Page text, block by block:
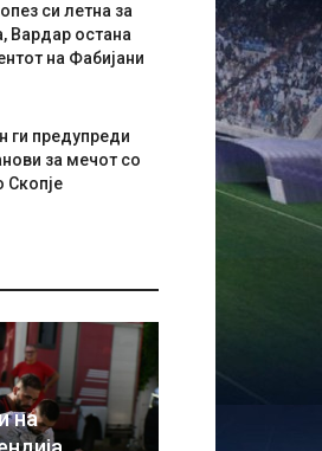
си летна за
Вардар остана
на Фабијани
ги предупреди
за мечот со
Скопје
на